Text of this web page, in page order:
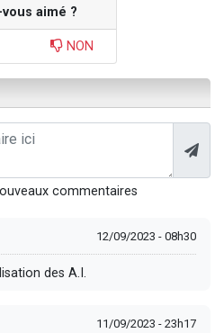
aimé ?
NON
commentaires
12/09/2023 - 08h30
des A.I.
11/09/2023 - 23h17